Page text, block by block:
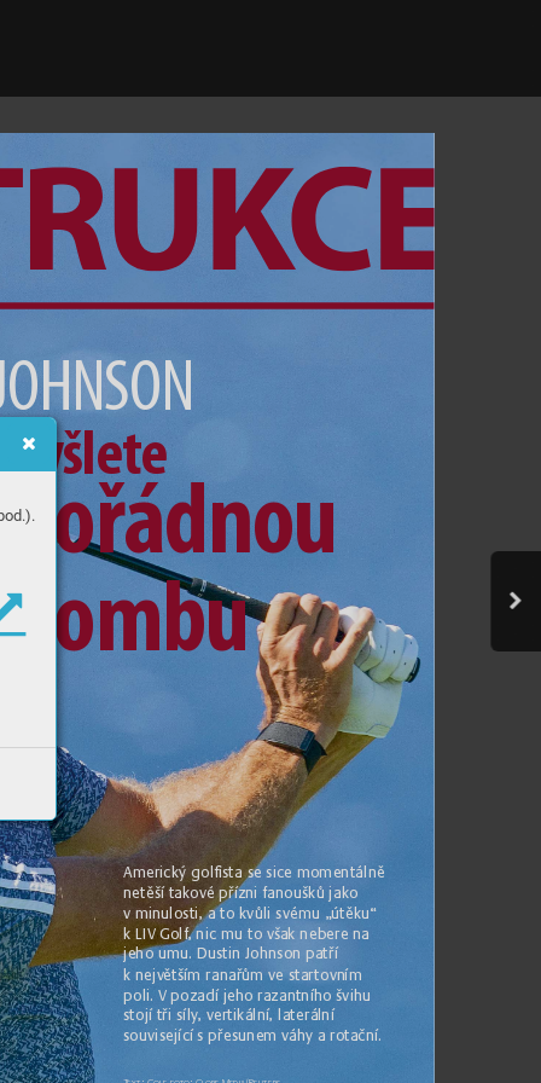
OHNSON
Americký golﬁ sta se sice momentálně
netěší takové přízni fanoušků jako
v minu losti, a to kvůli svému „útě ku“
k LIV Golf, nic mu to však nebere na
jeho umu. Dustin Johnson patří
k největším ranařům ve startovním
pol i. V pozadí jeho razantního švihu
stojí tři síly, vertikální, l aterální
související s přesunem vá hy a rotační.
Vyšlete
pořádnou
bombu